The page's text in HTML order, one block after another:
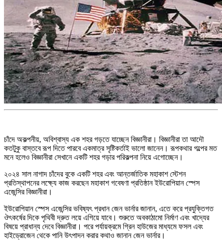
চাঁদে অকল্পনীয়, অবিশ্বাস্য এক শহর গড়তে যাচ্ছেন বিজ্ঞানীরা। বিজ্ঞানীরা তা আদৌ
কতটুকু বাস্তবে রূপ দিতে পারবে একমাত্র সৃষ্টিকর্তাই ভালো জানেন। রূপকথার গল্পের মত
মনে হলেও বিজ্ঞানীরা সেখানে একটি শহর গড়ার পরিকল্পনা নিয়ে এগোচ্ছেন।
২০২৪ সাল নাগাদ চাঁদের বুকে একটি শহর এবং আন্তর্জাতিক মহাকাশ স্টেশন
প্রতিস্থাপনের লক্ষ্যে কাজ করছেন মহাকাশ গবেষণা প্রতিষ্ঠান ইউরোপিয়ান স্পেস
এজেন্সির বিজ্ঞানীরা।
ইউরোপিয়ান স্পেস এজেন্সির ভবিষ্যৎ প্রধান জেন ভার্নার জানান, এতে করে প্রযুক্তিগত
ঔৎকর্ষের দিকে পৃথিবী দ্রুত লয়ে এগিয়ে যাবে। শুরুতে অবকাঠামো নির্মাণ এবং খাদ্যের
বিষয়ে প্রাধান্য দেবে বিজ্ঞানীরা। পরে পর্যায়ক্রমে গ্রিন হাউজের মাধ্যমে ফসল এবং
হাইড্রোজেন থেকে পানি উৎপাদন করার কথাও জানান জেন ভার্নার।